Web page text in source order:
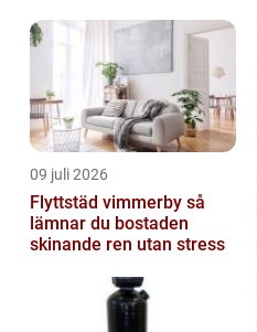
09 juli 2026
Flyttstäd vimmerby så
lämnar du bostaden
skinande ren utan stress